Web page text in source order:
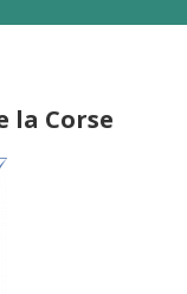
la Corse